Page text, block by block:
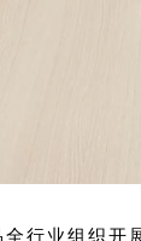
行业组织